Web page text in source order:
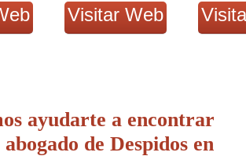
Visitar Web
ayudarte a encontrar
de Despidos en